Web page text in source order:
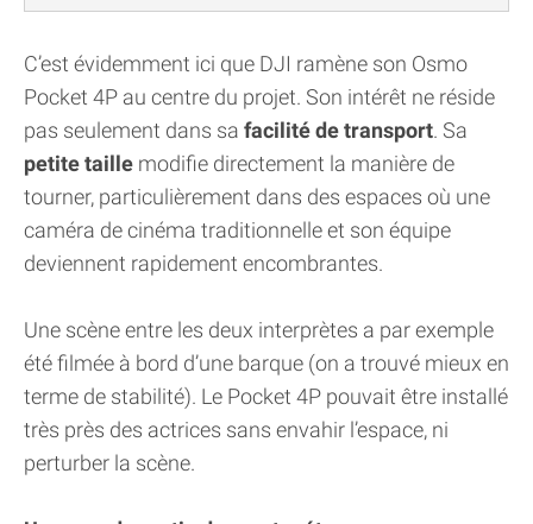
C’est évidemment ici que DJI ramène son Osmo
Pocket 4P au centre du projet. Son intérêt ne réside
pas seulement dans sa facilité de transport. Sa
petite taille modifie directement la manière de
tourner, particulièrement dans des espaces où une
caméra de cinéma traditionnelle et son équipe
deviennent rapidement encombrantes.
Une scène entre les deux interprètes a par exemple
été filmée à bord d’une barque (on a trouvé mieux en
terme de stabilité). Le Pocket 4P pouvait être installé
très près des actrices sans envahir l’espace, ni
perturber la scène.